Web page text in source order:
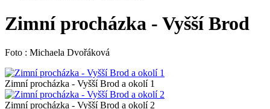
Zimní procházka - Vyšší Brod
Foto : Michaela Dvořáková
Zimní procházka - Vyšší Brod a okolí 1
Zimní procházka - Vyšší Brod a okolí 2